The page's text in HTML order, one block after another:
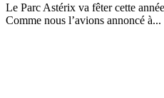
Le Parc Astérix va fêter cette
Comme nous l’avions annoncé à...